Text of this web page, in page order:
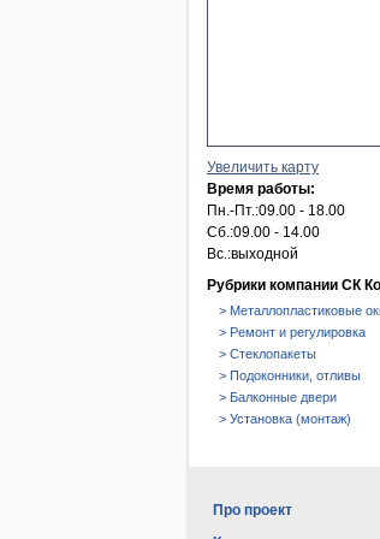
Увеличить карту
Время работы:
Пн.-Пт.:09.00 - 18.00
Сб.:09.00 - 14.00
Вс.:выходной
Рубрики компании СК
> Металлопластиковые
> Ремонт и регулировка
> Стеклопакеты
> Подоконники, отливы
> Балконные двери
> Установка (монтаж)
Про проект